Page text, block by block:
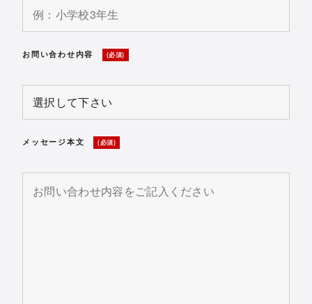
お問い合わせ内容 (必須)
メッセージ本文 (必須)